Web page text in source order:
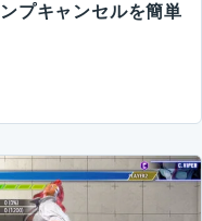
プキャンセルを簡単